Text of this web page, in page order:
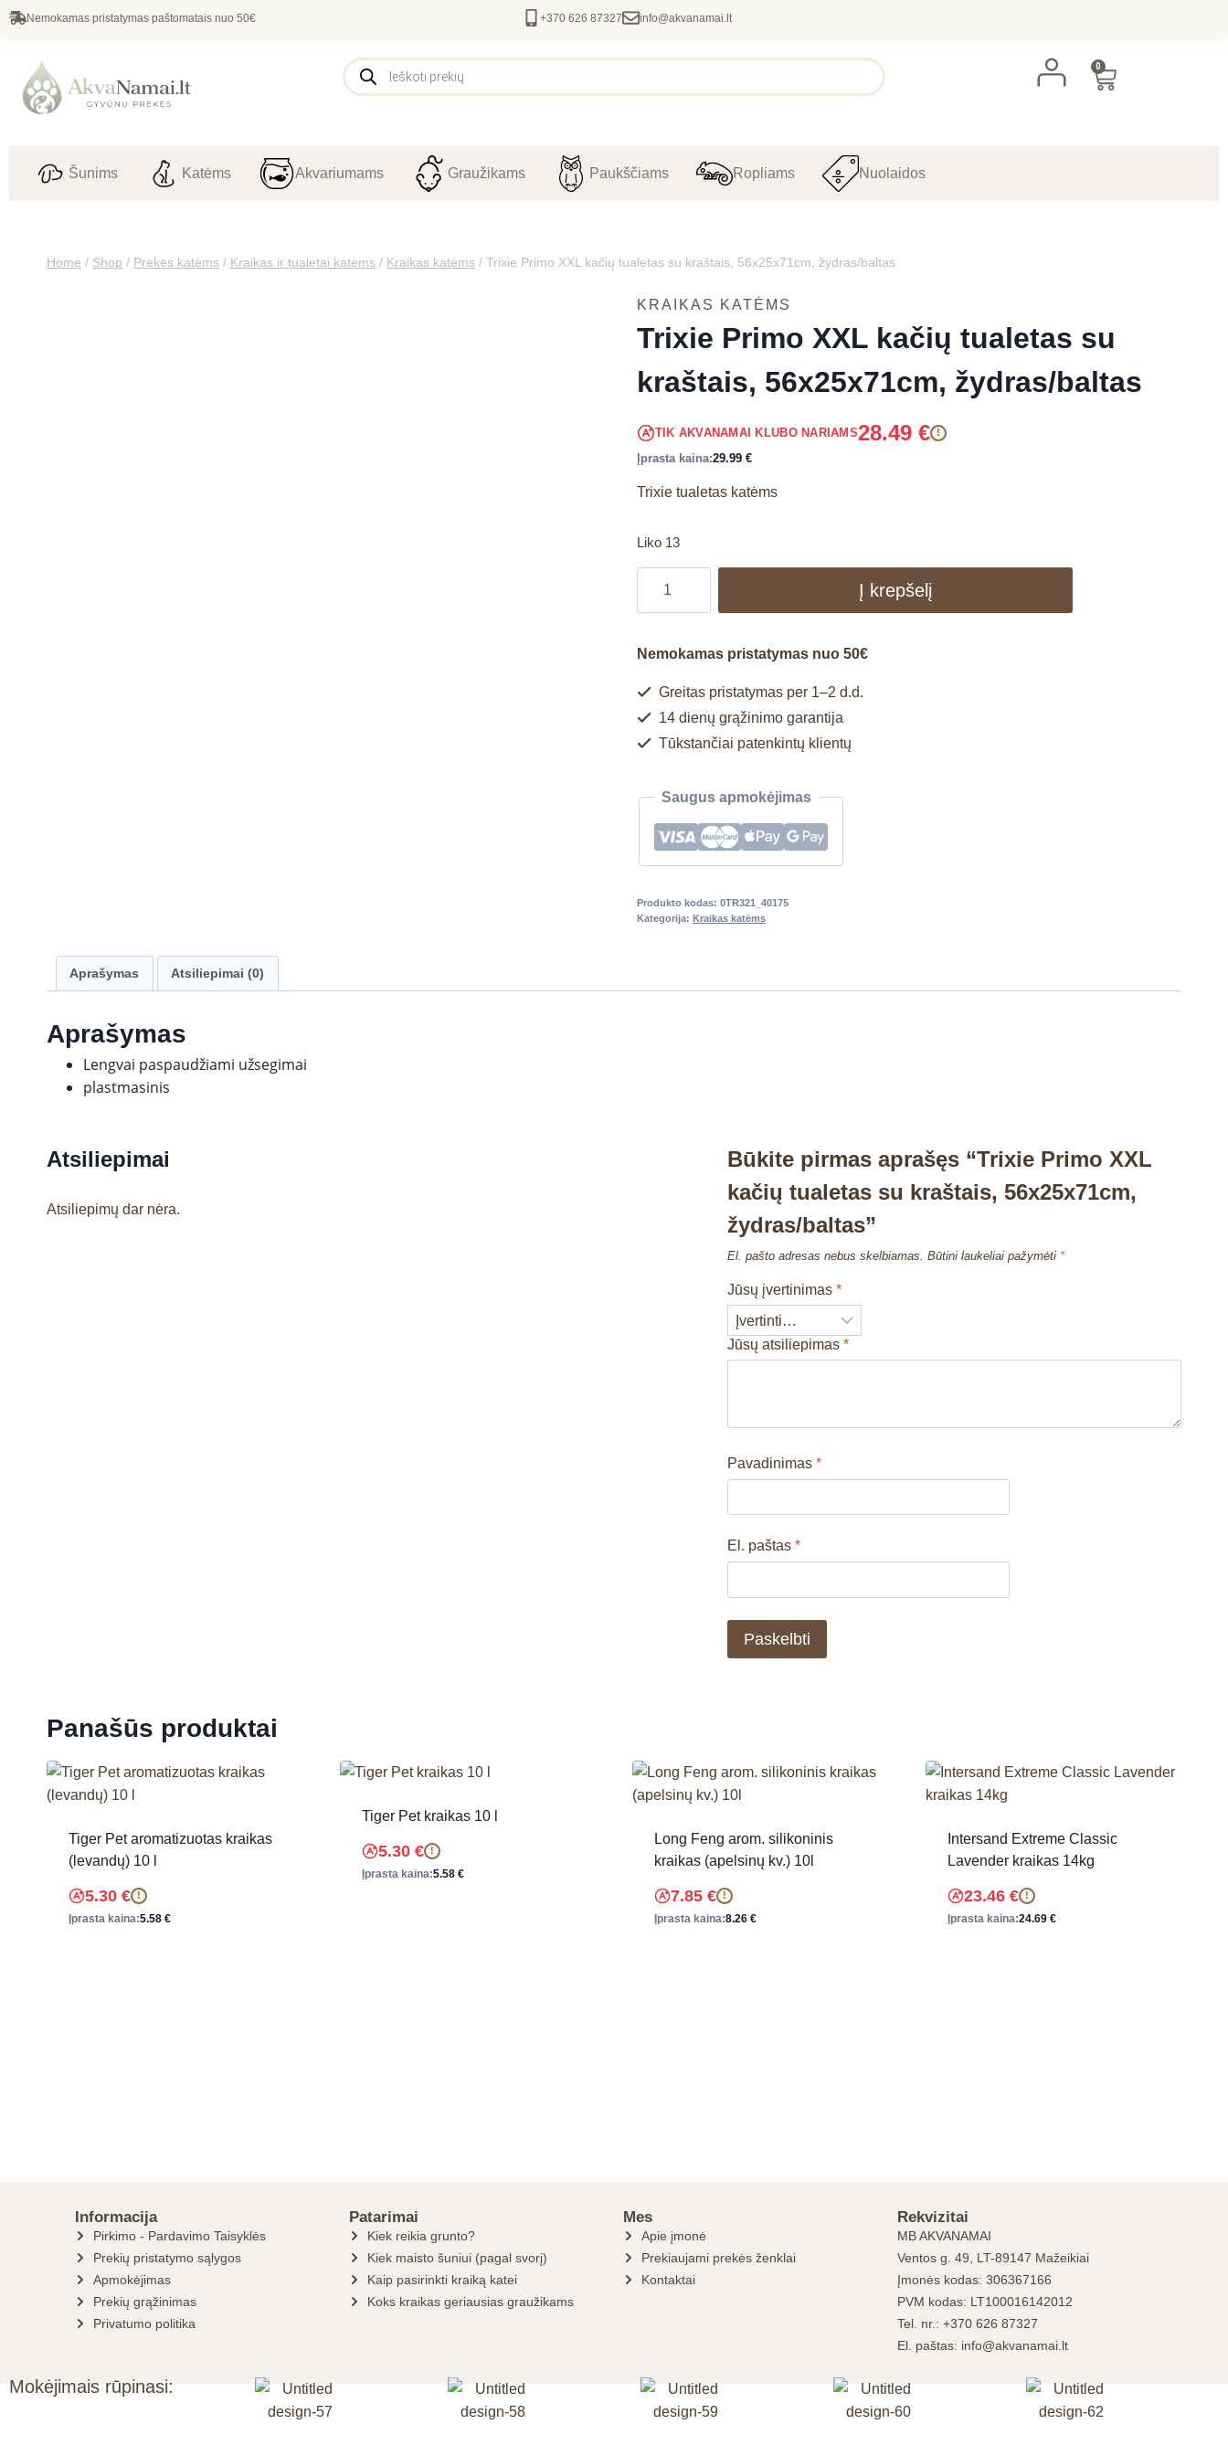
Nemokamas pristatymas paštomatais nuo 50€ +370 626 87327 info@akvanamai.lt
0
Šunims Katėms Akvariumams Graužikams Paukščiams Ropliams Nuolaidos
Home / Shop / Prekės katėms / Kraikas ir tualetai katėms / Kraikas katėms / Trixie Primo XXL kačių tualetas su kraštais, 56x25x71cm, žydras/baltas
KRAIKAS KATĖMS
Trixie Primo XXL kačių tualetas su
kraštais, 56x25x71cm, žydras/baltas
TIK AKVANAMAI KLUBO NARIAMS28.49 € !
Įprasta kaina:29.99 €
Trixie tualetas katėms
Liko 13
Į krepšelį
Nemokamas pristatymas nuo 50€
Greitas pristatymas per 1–2 d.d.
14 dienų grąžinimo garantija
Tūkstančiai patenkintų klientų
Saugus apmokėjimas
Produkto kodas: 0TR321_40175
Kategorija: Kraikas katėms
Aprašymas Atsiliepimai (0)
Aprašymas
Lengvai paspaudžiami užsegimai
plastmasinis
Atsiliepimai
Atsiliepimų dar nėra.
Būkite pirmas aprašęs “Trixie Primo XXL
kačių tualetas su kraštais, 56x25x71cm,
žydras/baltas”
El. pašto adresas nebus skelbiamas. Būtini laukeliai pažymėti *
Jūsų įvertinimas*
Jūsų atsiliepimas*
Pavadinimas*
El. paštas*
Panašūs produktai
Tiger Pet aromatizuotas kraikas
(levandų) 10 l
5.30 € !
Įprasta kaina:5.58 €
Tiger Pet kraikas 10 l
5.30 € !
Įprasta kaina:5.58 €
Long Feng arom. silikoninis
kraikas (apelsinų kv.) 10l
7.85 € !
Įprasta kaina:8.26 €
Intersand Extreme Classic
Lavender kraikas 14kg
23.46 € !
Įprasta kaina:24.69 €
Informacija
Pirkimo - Pardavimo Taisyklės
Prekių pristatymo sąlygos
Apmokėjimas
Prekių grąžinimas
Privatumo politika
Patarimai
Kiek reikia grunto?
Kiek maisto šuniui (pagal svorį)
Kaip pasirinkti kraiką katei
Koks kraikas geriausias graužikams
Mes
Apie įmonė
Prekiaujami prekės ženklai
Kontaktai
Rekvizitai
MB AKVANAMAI
Ventos g. 49, LT-89147 Mažeikiai
Įmonės kodas: 306367166
PVM kodas: LT100016142012
Tel. nr.: +370 626 87327
El. paštas: info@akvanamai.lt
Mokėjimais rūpinasi: